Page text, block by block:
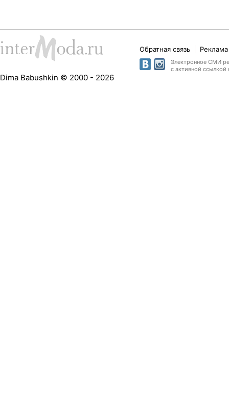
Dima Babushkin © 2000 - 2026
Обратная связь
Электронное СМИ
с активной ссылкой